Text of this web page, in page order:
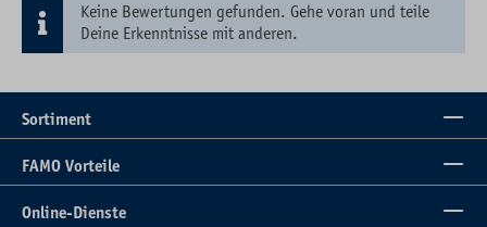
Keine Bewertungen gefunden. Gehe voran und teile
Deine Erkenntnisse mit anderen.
Sortiment
FAMO Vorteile
Online-Dienste